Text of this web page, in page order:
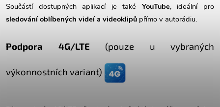
Součástí dostupných aplikací je takéYouTube, ideální pro
sledování oblíbených videí a videoklipů přímo v autorádiu.
Podpora 4G/LTE (pouze u vybraných
výkonnostních variant)